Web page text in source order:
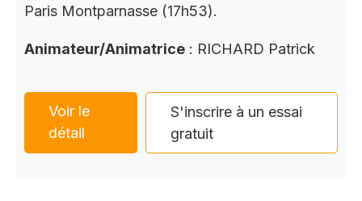
Paris Montparnasse (17h53).
Animateur/Animatrice : RICHARD Patrick
Voir le
détail
S'inscrire à un essai
gratuit